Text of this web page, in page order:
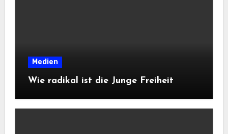
Medien
Wie radikal ist die Junge Freiheit